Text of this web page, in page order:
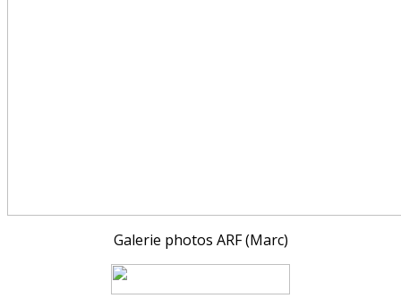
Galerie photos ARF (Marc)